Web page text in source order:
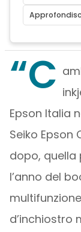
“C
Epson Italia
Seiko Epson
dopo, quella
l’anno del
d’inchiostro